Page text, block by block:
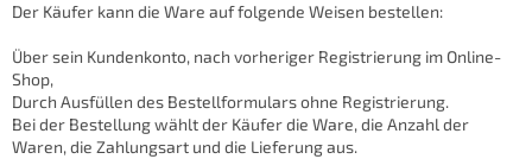
Der Käufer kann die Ware auf folgende Weisen bestellen:
Über sein Kundenkonto, nach vorheriger Registrierung im Online-
Shop,
Durch Ausfüllen des Bestellformulars ohne Registrierung.
Bei der Bestellung wählt der Käufer die Ware, die Anzahl der
Waren, die Zahlungsart und die Lieferung aus.